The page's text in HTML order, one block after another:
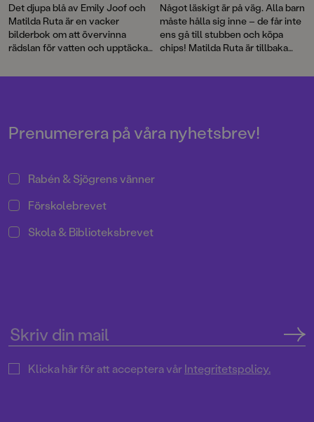
Det djupa blå av Emily Joof och
Matilda Ruta är en vacker
bilderbok om att övervinna
rädslan för vatten och upptäcka
Något läskigt är på väg. Alla barn
måste hålla sig inne – de får inte
ens gå till stubben och köpa
chips! Matilda Ruta är tillbaka
faran, den andra boken i
Prenumerera på våra nyhetsbrev!
Rabén & Sjögrens vänner
Förskolebrevet
Skola & Biblioteksbrevet
Klicka här för att acceptera vårIntegritetspolicy.